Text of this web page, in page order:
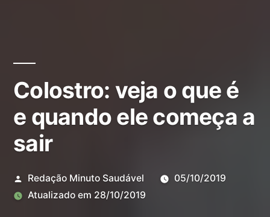
Colostro: veja o que é
e quando ele começa a
sair
Redação Minuto Saudável
05/10/2019
Atualizado em 28/10/2019